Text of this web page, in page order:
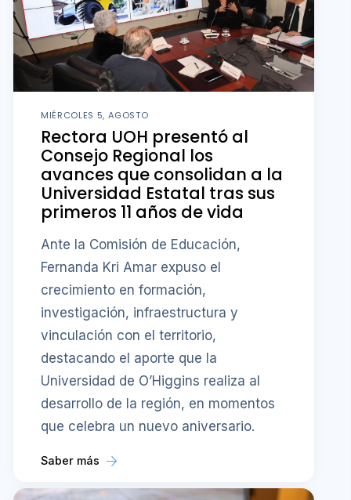
MIÉRCOLES 5, AGOSTO
Rectora UOH presentó al
Consejo Regional los
avances que consolidan a la
Universidad Estatal tras sus
primeros 11 años de vida
Ante la Comisión de Educación,
Fernanda Kri Amar expuso el
crecimiento en formación,
investigación, infraestructura y
vinculación con el territorio,
destacando el aporte que la
Universidad de O’Higgins realiza al
desarrollo de la región, en momentos
que celebra un nuevo aniversario.
Saber más